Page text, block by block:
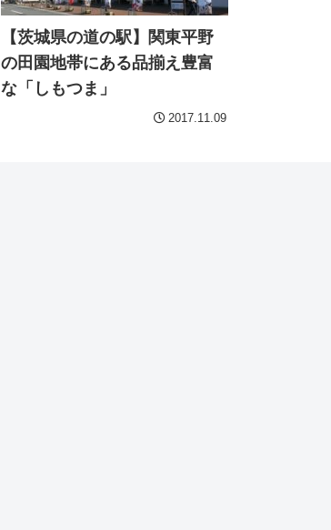
【茨城県の道の駅】関東平野
の田園地帯にある品揃え豊富
な「しもつま」
2017.11.09